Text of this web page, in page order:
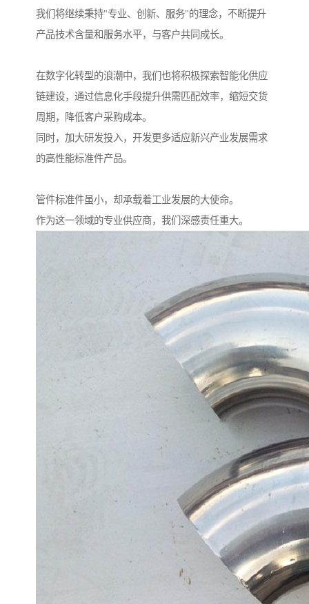
我们将继续秉持"专业、创新、服务"的理念，不断提升
产品技术含量和服务水平，与客户共同成长。
在数字化转型的浪潮中，我们也将积极探索智能化供应
链建设，通过信息化手段提升供需匹配效率，缩短交货
周期，降低客户采购成本。
同时，加大研发投入，开发更多适应新兴产业发展需求
的高性能标准件产品。
管件标准件虽小，却承载着工业发展的大使命。
作为这一领域的专业供应商，我们深感责任重大。